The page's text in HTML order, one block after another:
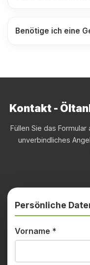
Benötige ich eine
Kontakt -
Füllen Sie das
unverbindliches
Persönliche
Vorname *